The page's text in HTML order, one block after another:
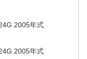
2005年式
2005年式